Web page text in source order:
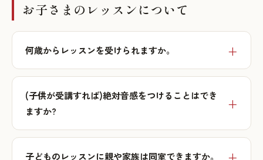
お子さまのレッスンについて
何歳からレッスンを受けられますか。
(子供が受講すれば)絶対音感をつけることはでき
ますか?
子どものレッスンに親や家族は同室できますか。